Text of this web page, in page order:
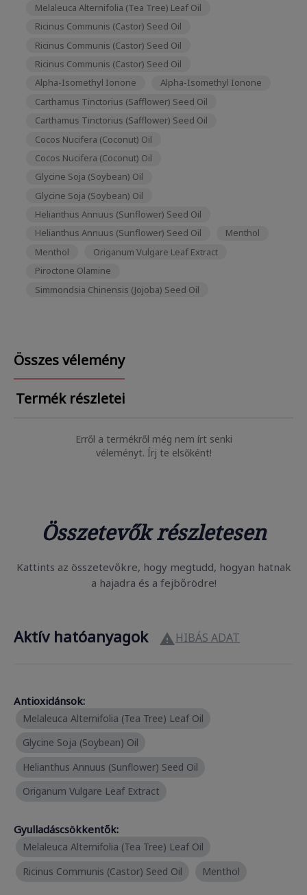
Melaleuca Alternifolia (Tea Tree) Leaf Oil
Ricinus Communis (Castor) Seed Oil
Ricinus Communis (Castor) Seed Oil
Ricinus Communis (Castor) Seed Oil
Alpha-Isomethyl Ionone
Alpha-Isomethyl Ionone
Carthamus Tinctorius (Safflower) Seed Oil
Carthamus Tinctorius (Safflower) Seed Oil
Cocos Nucifera (Coconut) Oil
Cocos Nucifera (Coconut) Oil
Glycine Soja (Soybean) Oil
Glycine Soja (Soybean) Oil
Helianthus Annuus (Sunflower) Seed Oil
Helianthus Annuus (Sunflower) Seed Oil
Menthol
Menthol
Origanum Vulgare Leaf Extract
Piroctone Olamine
Simmondsia Chinensis (Jojoba) Seed Oil
Összes vélemény
Termék részletei
Erről a termékről még nem írt senki
véleményt. Írj te elsőként!
Összetevők részletesen
Kattints az összetevőkre, hogy megtudd, hogyan hatnak
a hajadra és a fejbőrödre!
Aktív hatóanyagok  HIBÁS ADAT
Antioxidánsok:
Melaleuca Alternifolia (Tea Tree) Leaf Oil
Glycine Soja (Soybean) Oil
Helianthus Annuus (Sunflower) Seed Oil
Origanum Vulgare Leaf Extract
Gyulladáscsökkentők:
Melaleuca Alternifolia (Tea Tree) Leaf Oil
Ricinus Communis (Castor) Seed Oil
Menthol